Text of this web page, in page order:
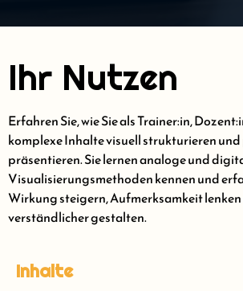
Ihr Nutzen
Erfahren Sie, wie Sie als Trainer:in,
komplexe Inhalte visuell strukturieren
präsentieren. Sie lernen analoge und
Visualisierungsmethoden kennen und
Wirkung steigern, Aufmerksamkeit
verständlicher gestalten.
Inhalte